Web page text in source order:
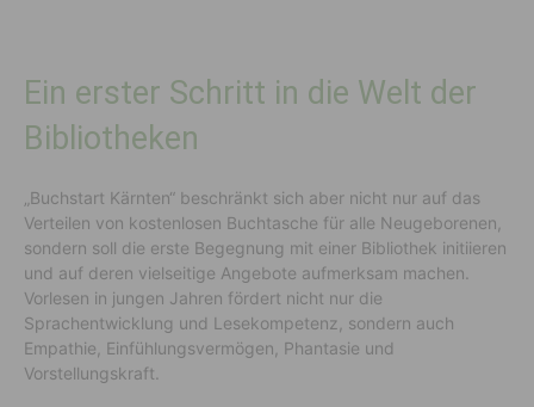
Ein erster Schritt in die Welt der
Bibliotheken
„Buchstart Kärnten“ beschränkt sich aber nicht nur auf das
Verteilen von kostenlosen Buchtasche für alle Neugeborenen,
sondern soll die erste Begegnung mit einer Bibliothek initiieren
und auf deren vielseitige Angebote aufmerksam machen.
Vorlesen in jungen Jahren fördert nicht nur die
Sprachentwicklung und Lesekompetenz, sondern auch
Empathie, Einfühlungsvermögen, Phantasie und
Vorstellungskraft.